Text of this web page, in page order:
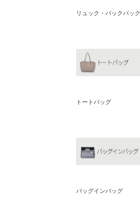
リュック・バックパック
トートバッグ
バッグインバッグ